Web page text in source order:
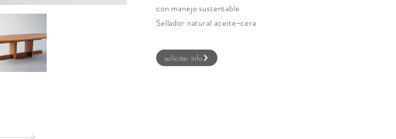
con manejo sustentable
Sellador natural aceite-cera
solicitar info